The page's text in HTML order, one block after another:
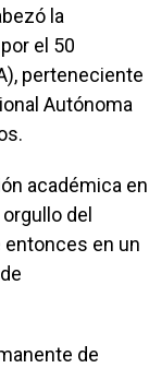
la
el 50
perteneciente
Autónoma
académica en
del
en un
de